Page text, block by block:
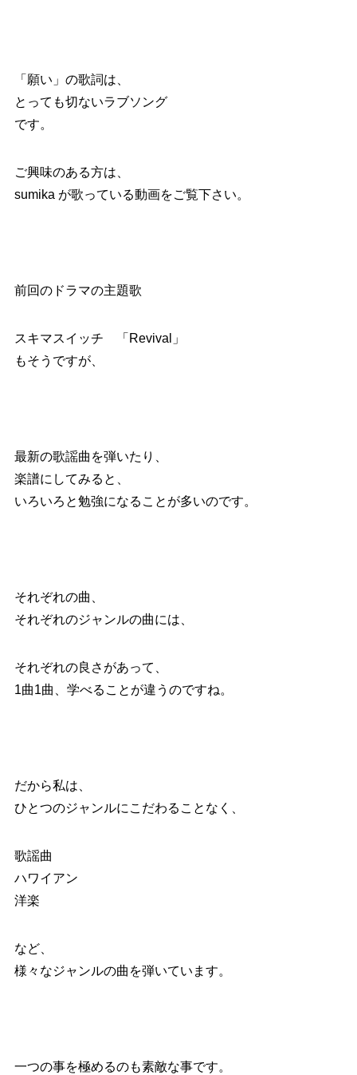
「願い」の歌詞は、
とっても切ないラブソング
です。
ご興味のある方は、
sumika が歌っている動画をご覧下さい。
前回のドラマの主題歌
スキマスイッチ 「Revival」
もそうですが、
最新の歌謡曲を弾いたり、
楽譜にしてみると、
いろいろと勉強になることが多いのです。
それぞれの曲、
それぞれのジャンルの曲には、
それぞれの良さがあって、
1曲1曲、学べることが違うのですね。
だから私は、
ひとつのジャンルにこだわることなく、
歌謡曲
ハワイアン
洋楽
など、
様々なジャンルの曲を弾いています。
一つの事を極めるのも素敵な事です。